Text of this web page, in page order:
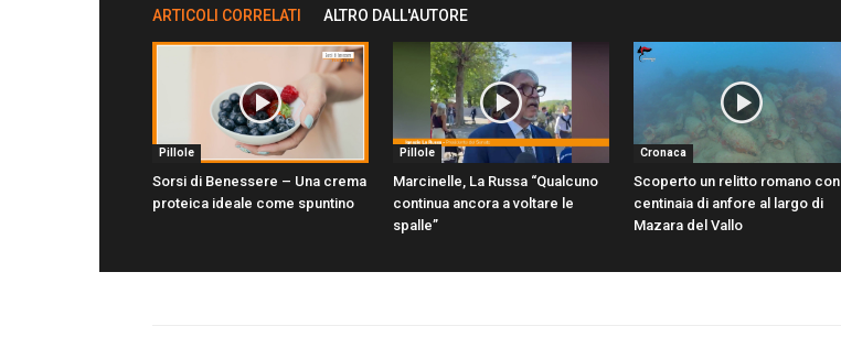
ARTICOLI CORRELATI ALTRO DALL'AUTORE
Pillole
Sorsi di Benessere – Una crema
proteica ideale come spuntino
Pillole
Marcinelle, La Russa “Qualcuno
continua ancora a voltare le
spalle”
Cronaca
Scoperto un relitto romano con
centinaia di anfore al largo di
Mazara del Vallo